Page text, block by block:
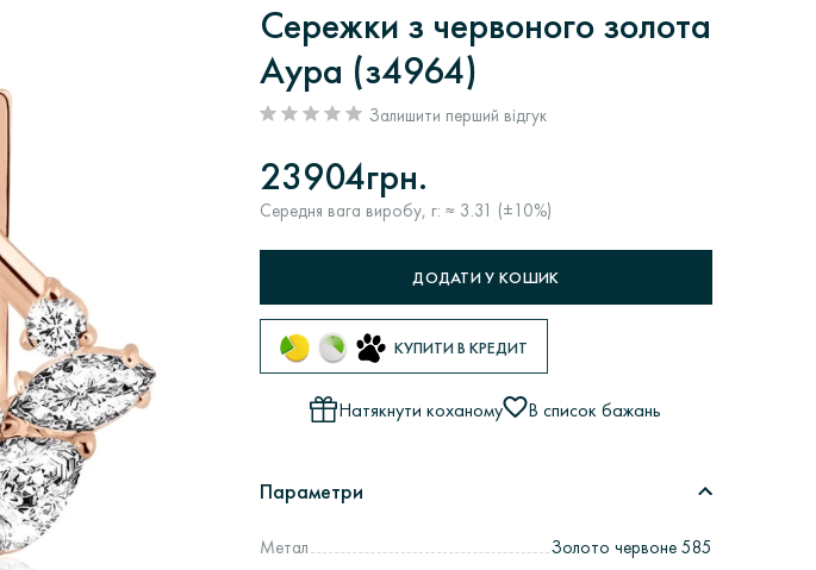
Сережки з червоного золота
Аура (з4964)
Залишити перший відгук
23904грн.
Середня вага виробу, г: ≈ 3.31 (±10%)
ДОДАТИ У КОШИК
КУПИТИ В КРЕДИТ
Натякнути коханому В список бажань
Параметри
Метал
Золото червоне 585